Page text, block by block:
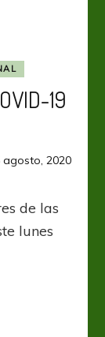
19
agosto, 2020
de las
lunes